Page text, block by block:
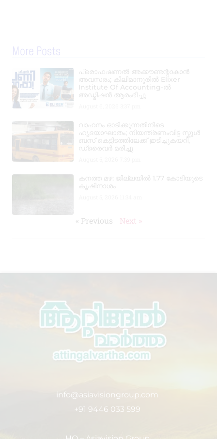
More Posts
പ്രൊഫഷണൽ അക്കൗണ്ടന്റാകാൻ
അവസരം; കിലിമാനൂരിൽ Elixer
Institute Of Accounting-ൽ
അഡ്മിഷൻ ആരംഭിച്ചു
വാഹനം ഓടിക്കുന്നതിനിടെ
ഹൃദയാഘാതം; നിയന്ത്രണംവിട്ട സ്കൂൾ
ബസ് കെട്ടിടത്തിലേക്ക് ഇടിച്ചുകയറി,
ഡ്രൈവർ മരിച്ചു
കനത്ത മഴ: ജില്ലയിൽ 1.77 കോടിയുടെ
കൃഷിനാശം
« Previous Next »
info@asiavisiongroup.com
+91 9446 033 599